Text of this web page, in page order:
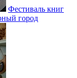
Фестиваль книг
город